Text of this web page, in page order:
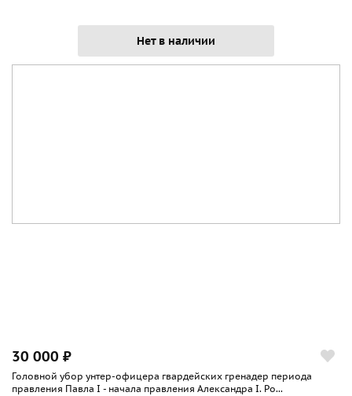
Нет в наличии
30 000 ₽
Головной убор унтер-офицера гвардейских гренадер периода
правления Павла I - начала правления Александра I. Ро...